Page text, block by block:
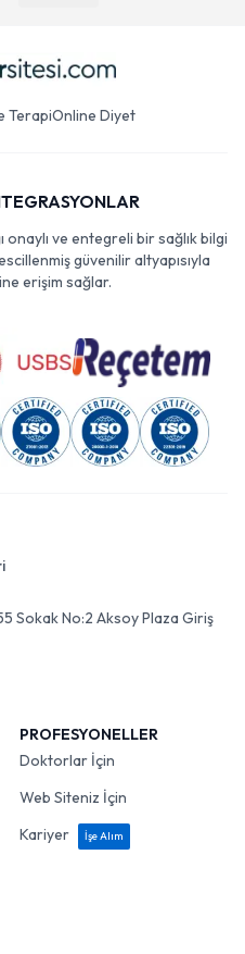
TerapiOnline Diyet
onaylı ve entegreli bir sağlık bilgi
güvenilir altyapısıyla
erişim sağlar.
Sokak No:2 Aksoy Plaza Giriş
PROFESYONELLER
Doktorlar İçin
Web Siteniz İçin
Kariyer
İşe Alım